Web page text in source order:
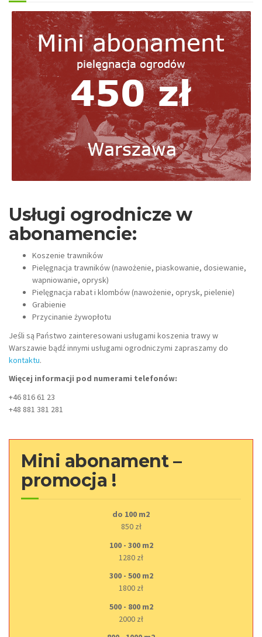
Usługi ogrodnicze w
abonamencie:
Koszenie trawników
Pielęgnacja trawników (nawożenie, piaskowanie, dosiewanie,
wapniowanie, oprysk)
Pielęgnacja rabat i klombów (nawożenie, oprysk, pielenie)
Grabienie
Przycinanie żywopłotu
Jeśli są Państwo zainteresowani usługami koszenia trawy w
Warszawie bądź innymi usługami ogrodniczymi zapraszamy do
kontaktu.
Więcej informacji pod numerami telefonów:
+46 816 61 23
+48 881 381 281
Mini abonament –
promocja !
do 100 m2
850 zł
100 - 300 m2
1280 zł
300 - 500 m2
1800 zł
500 - 800 m2
2000 zł